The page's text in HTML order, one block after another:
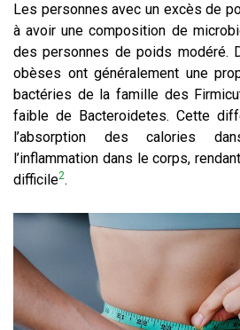
Les personnes avec un excès de
à avoir une composition de
des personnes de poids modéré.
obèses ont généralement une
bactéries de la famille des
faible de Bacteroidetes. Cette
l’absorption des calories
l’inflammation dans le corps,
difficile2.